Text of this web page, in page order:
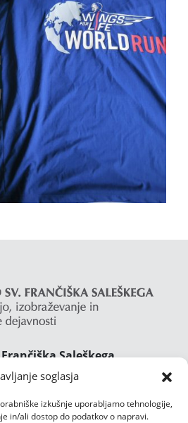
soglasja
izkušnje uporabljamo tehnologije,
in/ali dostop do podatkov o napravi.
Saleškega
Dom Janeza Boska ° Majcnov
46, 1291 Škofljica